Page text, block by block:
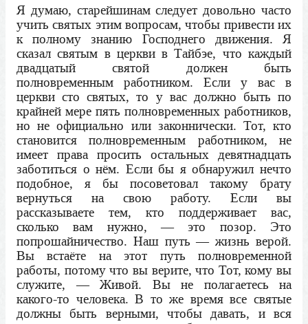
Я думаю, старейшинам следует довольно часто
учить святых этим вопросам, чтобы привести их
к полному знанию Господнего движения. Я
сказал святым в церкви в Тайбэе, что каждый
двадцатый святой должен быть
полновременным работником. Если у вас в
церкви сто святых, то у вас должно быть по
крайней мере пять полновременных работников,
но не официально или законнически. Тот, кто
становится полновременным работником, не
имеет права просить остальных девятнадцать
заботиться о нём. Если бы я обнаружил нечто
подобное, я бы посоветовал такому брату
вернуться на свою работу. Если вы
рассказываете тем, кто поддерживает вас,
сколько вам нужно, — это позор. Это
попрошайничество. Наш путь — жизнь верой.
Вы встаёте на этот путь полновременной
работы, потому что вы верите, что Тот, кому вы
служите, — Живой. Вы не полагаетесь на
какого-то человека. В то же время все святые
должны быть верными, чтобы давать, и вся